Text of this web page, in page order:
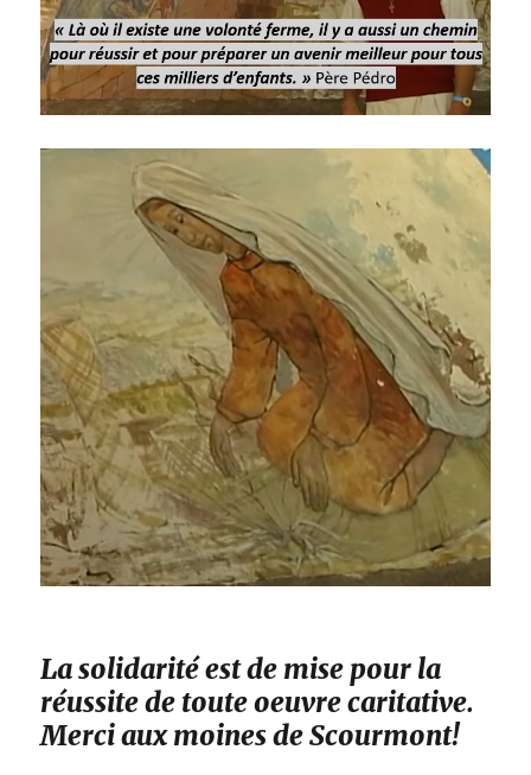
La solidarité est de mise pour la
réussite de toute oeuvre caritative.
Merci aux moines de Scourmont!